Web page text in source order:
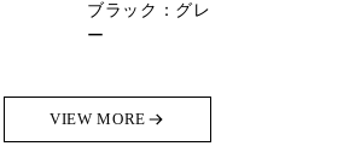
ブラック：グレ
ー
VIEW MORE